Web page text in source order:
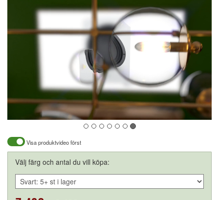
Visa produktvideo först
Välj färg och antal du vill köpa: